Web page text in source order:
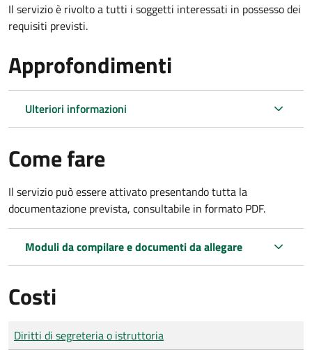
Il servizio è rivolto a tutti i soggetti interessati in possesso dei
requisiti previsti.
Approfondimenti
Ulteriori informazioni
Come fare
Il servizio può essere attivato presentando tutta la
documentazione prevista, consultabile in formato PDF.
Moduli da compilare e documenti da allegare
Costi
Tipo di pagamento
Importo
Diritti di segreteria o istruttoria